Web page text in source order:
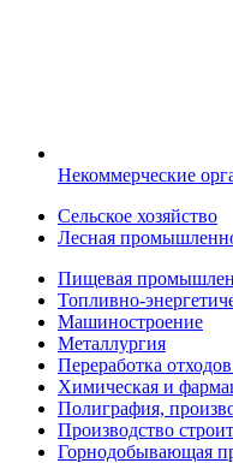
Некоммерческие
Сельское хозяйство
Лесная
Пищевая
Топливно-
Машиностроение
Металлургия
Переработка
Химическая и
Полиграфия,
Производство
Горнодобывающая